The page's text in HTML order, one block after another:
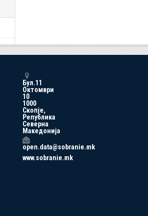
Бул.11
Октомври
10
1000
Скопје,
Република
Северна
Македонија
open.data@sobranie.mk
www.sobranie.mk